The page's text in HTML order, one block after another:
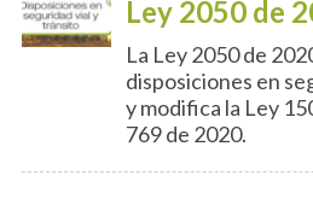
Ley 2050 de
La Ley 2050 de
disposiciones en
y modifica la Ley
769 de 2020.